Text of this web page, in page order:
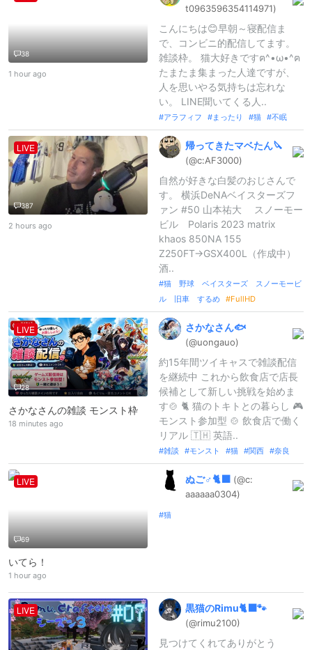
38
1 hour ago
t0963596354114971)
こんにちは😊早朝～寝配信ま
で、コンビニ的配信してます。
雑談枠。 猫大好きですฅ^•ω•^ฅ
たまたま集まった人達ですが、
人を思いやる気持ちは忘れな
い。 LINE聞いてくる人..
アラフィフ まったり 猫 不眠
LIVE
387
2 hours ago
帰ってきたマベたん🔪
(@c:AF3000)
自然が好きな白髪のおじさんで
す。 横浜DeNAベイスターズフ
ァン #50 山本祐大 スノーモー
ビル Polaris 2023 matrix
khaos 850NA 155
Z250FT→GSX400L（作成中）
酒..
猫 野球 ベイスターズ スノーモービ
ル 旧車 するめ
FullHD
LIVE
28
さかなさんの雑談 モンスト枠
18 minutes ago
さかなさん🐟
(@uongauo)
約15年間ツイキャスで雑談配信
を継続中 これから飲食店で店長
候補として新しい挑戦を始めま
す🍲 🐈 猫のトキトとの暮らし 🎮
モンスト参加型 🍲 飲食店で働く
リアル 🇹🇭 英語..
雑談 モンスト 猫 関西 奈良
LIVE
69
いてら！
1 hour ago
ぬご♂🐈‍⬛ (@c:
aaaaaa0304)
猫
LIVE 黒猫のRimu🐈‍⬛🐾
(@rimu2100)
見つけてくれてありがとう